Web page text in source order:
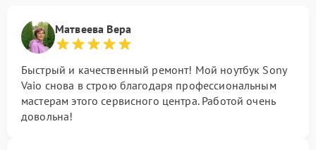
Матвеева Вера
Быстрый и качественный ремонт! Мой ноутбук Sony
Vaio снова в строю благодаря профессиональным
мастерам этого сервисного центра. Работой очень
довольна!